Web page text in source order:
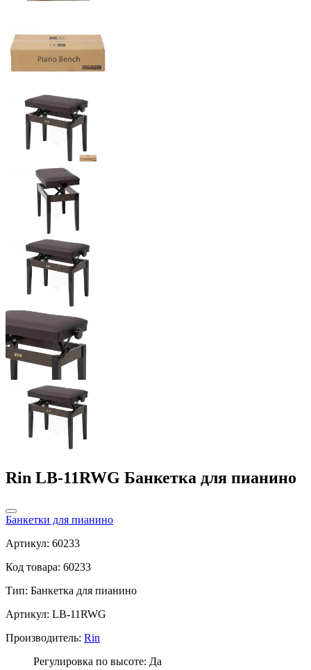
Rin LB-11RWG Банкетка для пианино
Банкетки для пианино
Артикул: 60233
Код товара: 60233
Тип: Банкетка для пианино
Артикул: LB-11RWG
Производитель: Rin
Регулировка по высоте: Да